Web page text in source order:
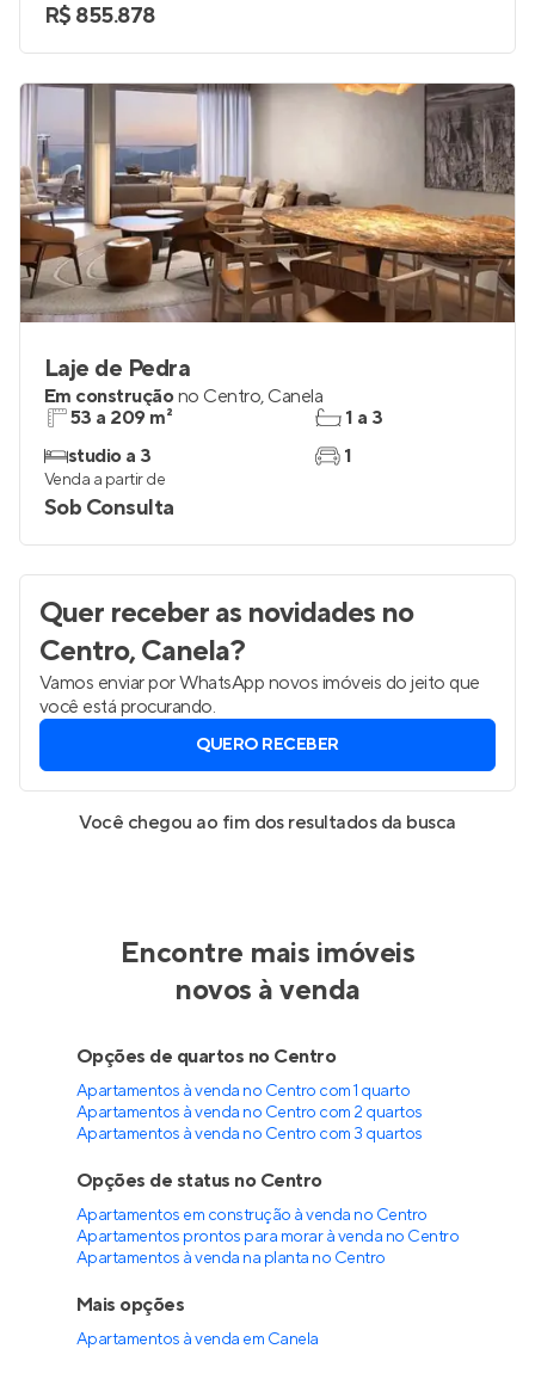
R$ 855.878
Laje de Pedra
Em construçãono Centro, Canela
53 a 209 m²
studio a 3
1 a 3
1
Venda a partir de
Sob Consulta
Quer receber as novidades no
Centro, Canela?
Vamos enviar por WhatsApp novos imóveis do jeito que
você está procurando.
QUERO RECEBER
Você chegou ao fim dos resultados da busca
Encontre mais imóveis
novos à venda
Opções de quartos no Centro
Apartamentos à venda no Centro com 1 quarto
Apartamentos à venda no Centro com 2 quartos
Apartamentos à venda no Centro com 3 quartos
Opções de status no Centro
Apartamentos em construção à venda no Centro
Apartamentos prontos para morar à venda no Centro
Apartamentos à venda na planta no Centro
Mais opções
Apartamentos à venda em Canela